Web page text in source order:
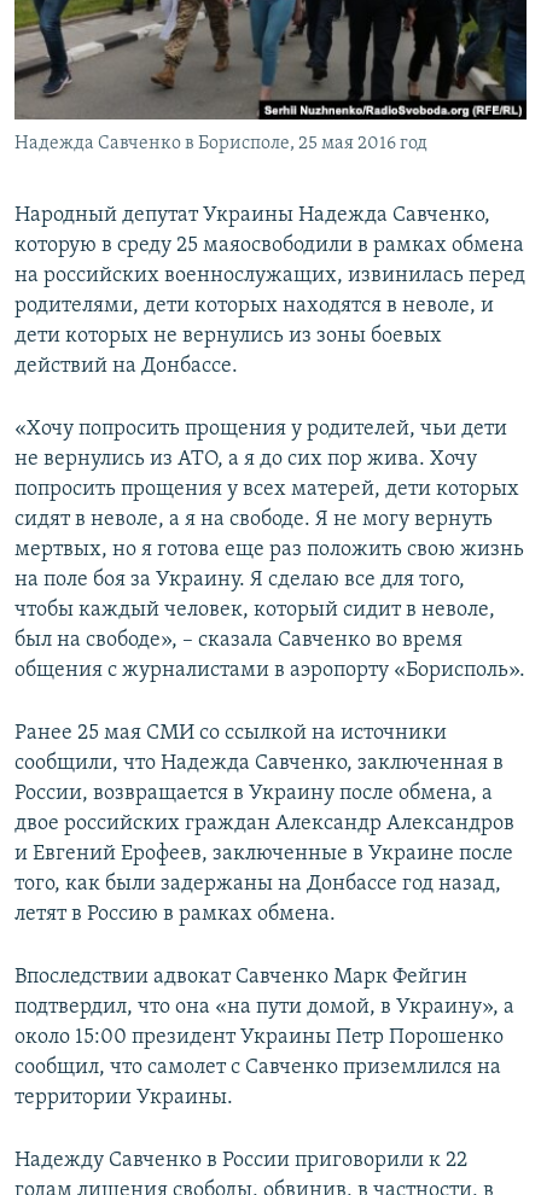
ПОБЕДИТЕЛЕЙ НЕ СУДЯТ?
КРЫМ.НЕПОКОРЕННЫЙ
УКРАИНСКАЯ ПРОБЛЕМА КРЫМА
ПРИСОЕДИНЯЙТЕСЬ!
Надежда Савченко в Борисполе, 25 мая 2016 год
Народный депутат Украины Надежда Савченко,
которую в среду 25 маяосвободили в рамках обмена
на российских военнослужащих, извинилась перед
родителями, дети которых находятся в неволе, и
дети которых не вернулись из зоны боевых
действий на Донбассе.
«Хочу попросить прощения у родителей, чьи дети
не вернулись из АТО, а я до сих пор жива. Хочу
попросить прощения у всех матерей, дети которых
сидят в неволе, а я на свободе. Я не могу вернуть
мертвых, но я готова еще раз положить свою жизнь
на поле боя за Украину. Я сделаю все для того,
чтобы каждый человек, который сидит в неволе,
был на свободе», – сказала Савченко во время
общения с журналистами в аэропорту «Борисполь».
Ранее 25 мая СМИ со ссылкой на источники
сообщили, что Надежда Савченко, заключенная в
России, возвращается в Украину после обмена, а
двое российских граждан Александр Александров
и Евгений Ерофеев, заключенные в Украине после
того, как были задержаны на Донбассе год назад,
летят в Россию в рамках обмена.
Впоследствии адвокат Савченко Марк Фейгин
подтвердил, что она «на пути домой, в Украину», а
около 15:00 президент Украины Петр Порошенко
сообщил, что самолет с Савченко приземлился на
территории Украины.
Надежду Савченко в России приговорили к 22